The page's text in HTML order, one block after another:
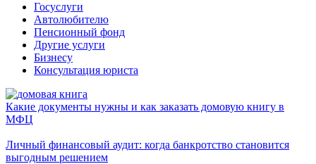
Госуслуги
Автолюбителю
Пенсионный фонд
Другие услуги
Бизнесу
Консультация юриста
Какие документы нужны и как заказать домовую книгу в
МФЦ
Личный финансовый аудит: когда банкротство становится
выгодным решением